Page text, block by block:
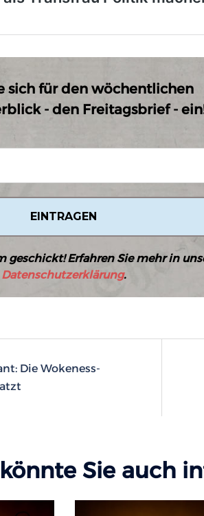
sich für den wöchentlichen
- den Freitagsbrief -
geschickt! Erfahren Sie mehr in
Datenschutzerklärung.
Die Wokeness-
Sie auch